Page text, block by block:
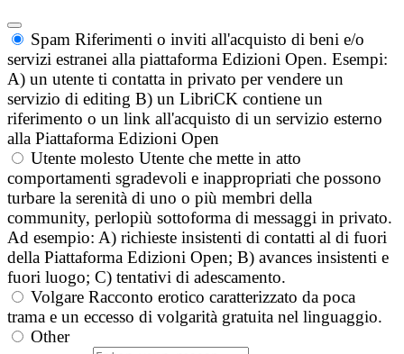
Spam Riferimenti o inviti all'acquisto di beni e/o
servizi estranei alla piattaforma Edizioni Open. Esempi:
A) un utente ti contatta in privato per vendere un
servizio di editing B) un LibriCK contiene un
riferimento o un link all'acquisto di un servizio esterno
alla Piattaforma Edizioni Open
Utente molesto Utente che mette in atto
comportamenti sgradevoli e inappropriati che possono
turbare la serenità di uno o più membri della
community, perlopiù sottoforma di messaggi in privato.
Ad esempio: A) richieste insistenti di contatti al di fuori
della Piattaforma Edizioni Open; B) avances insistenti e
fuori luogo; C) tentativi di adescamento.
Volgare Racconto erotico caratterizzato da poca
trama e un eccesso di volgarità gratuita nel linguaggio.
Other